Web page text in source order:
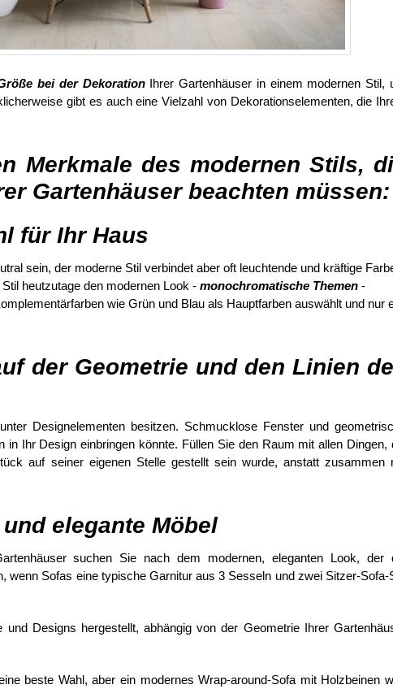
bei der DekorationIhrer Gartenhäuser in einem modernen Stil,
gibt es auch eine Vielzahl von Dekorationselementen, die
Merkmale des modernen Stils,
Gartenhäuser beachten müssen:
für Ihr Haus
sein, der moderne Stil verbindet aber oft leuchtende und kräftige
heutzutage den modernen Look - monochromatische Themen -
wie Grün und Blau als Hauptfarben auswählt und nur
der Geometrie und den Linien
Designelementen besitzen. Schmucklose Fenster und
Ihr Design einbringen könnte. Füllen Sie den Raum mit allen Dingen,
auf seiner eigenen Stelle gestellt sein wurde, anstatt zusammen
elegante Möbel
suchen Sie nach dem modernen, eleganten Look, der
wenn Sofas eine typische Garnitur aus 3 Sesseln und zwei Sitzer-Sofa-
Designs hergestellt, abhängig von der Geometrie Ihrer
beste Wahl, aber ein modernes Wrap-around-Sofa mit Holzbeinen